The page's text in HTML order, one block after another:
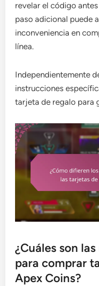
revelar el código
paso adicional puede
inconveniencia en
línea.
Independientemente
instrucciones
tarjeta de regalo para
¿Cuáles son
para comprar
Apex Coins?